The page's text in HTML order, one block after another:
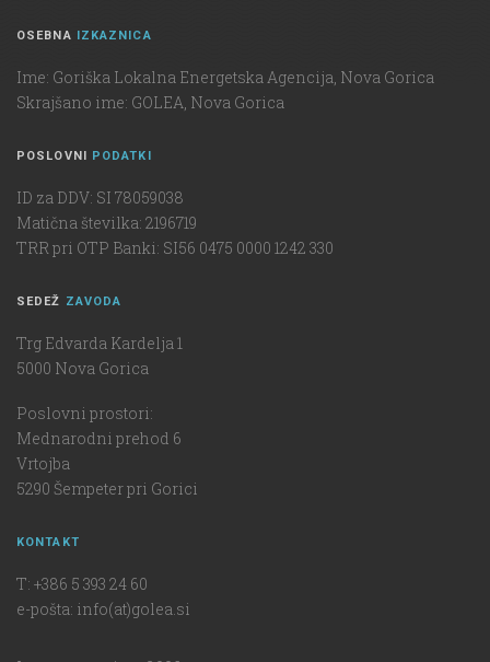
OSEBNA IZKAZNICA
Ime: Goriška Lokalna Energetska Agencija, Nova Gorica
Skrajšano ime: GOLEA, Nova Gorica
POSLOVNI PODATKI
ID za DDV: SI 78059038
Matična številka: 2196719
TRR pri OTP Banki: SI56 0475 0000 1242 330
SEDEŽ ZAVODA
Trg Edvarda Kardelja 1
5000 Nova Gorica
Poslovni prostori:
Mednarodni prehod 6
Vrtojba
5290 Šempeter pri Gorici
KONTAKT
T: +386 5 393 24 60
e-pošta: info(at)golea.si